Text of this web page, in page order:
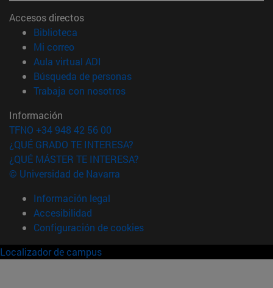
Accesos directos
Biblioteca
Mi correo(abre en nueva ventana)
Aula virtual ADI
Búsqueda de personas(abre en nueva ventana)
Trabaja con nosotros(abre en nueva ventana)
Información
TFNO +34 948 42 56 00
¿QUÉ GRADO TE INTERESA?
¿QUÉ MÁSTER TE INTERESA?
© Universidad de Navarra
Información legal
Accesibilidad
Configuración de cookies
Localizador de campus